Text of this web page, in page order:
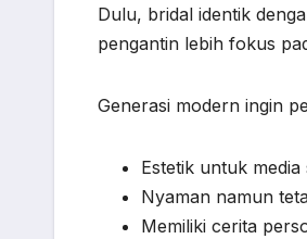
Dulu, bridal identik
pengantin lebih fokus
Generasi modern ingin
Estetik untuk media
Nyaman namun
Memiliki cerita